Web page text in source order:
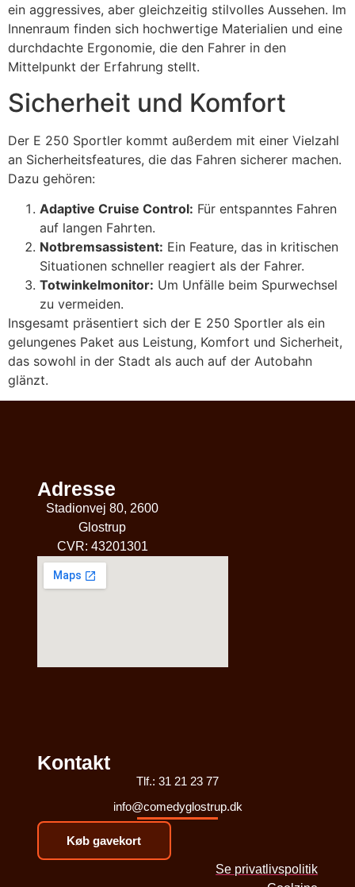
ein aggressives, aber gleichzeitig stilvolles Aussehen. Im
Innenraum finden sich hochwertige Materialien und eine
durchdachte Ergonomie, die den Fahrer in den
Mittelpunkt der Erfahrung stellt.
Sicherheit und Komfort
Der E 250 Sportler kommt außerdem mit einer Vielzahl
an Sicherheitsfeatures, die das Fahren sicherer machen.
Dazu gehören:
Adaptive Cruise Control: Für entspanntes Fahren
auf langen Fahrten.
Notbremsassistent: Ein Feature, das in kritischen
Situationen schneller reagiert als der Fahrer.
Totwinkelmonitor: Um Unfälle beim Spurwechsel
zu vermeiden.
Insgesamt präsentiert sich der E 250 Sportler als ein
gelungenes Paket aus Leistung, Komfort und Sicherheit,
das sowohl in der Stadt als auch auf der Autobahn
glänzt.
Adresse
Stadionvej 80, 2600
Glostrup
CVR: 43201301
Kontakt
Tlf.: 31 21 23 77
info@comedyglostrup.dk
Køb gavekort
Se privatlivspolitik